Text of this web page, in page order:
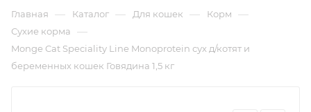
Главная — Каталог — Для кошек — Корм —
Сухие корма —
Monge Cat Speciality Line Monoprotein сух д/котят и
беременных кошек Говядина 1,5 кг